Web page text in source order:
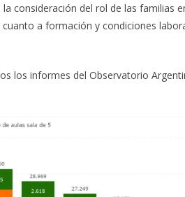
consideración del rol de las familias
a formación y condiciones
los informes del Observatorio